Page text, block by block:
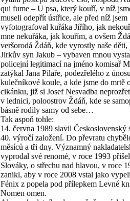
qui fume – U psa, který kouří, v níž
museli odepřít ústřice, ale před níž jsem
vyfotografoval kuřáka Jiřího, jak
mne nekuřáka, jak kouřím, a ovšem
veršorodá Ždáň, kde vyrostly naše děti,
Jirkův syn Jakub – vybaven mnou
policejní legitimací na jméno komisař
zatýkal Jana Pilaře, podezřelého z
kulečníkové koule, a kde jsme do mrtě
cikánku, již si Josef Nesvadba
v lednici, poloostrov Ždáň, kde se
básně rodily samy od sebe…
Tak aspoň tohle:
14. června 1989 slavil Československý
40. výročí založení. Do převratu
měsíců a tři dny. Významný
vyprodal své renomé, v roce 1993
Slováky, o střechu nad hlavou, v roce
zanikl, aby v roce 2008 vstal jako
Fénix z popela pod přílepkem Levné
Nomen omen.